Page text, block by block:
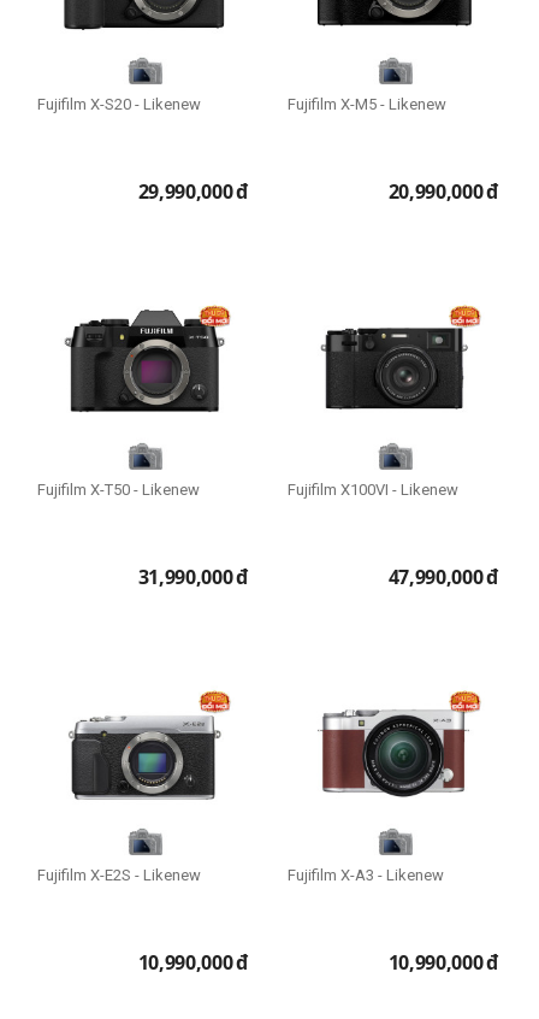
Cấp độ chuyên nghiệp
Người mới chơi
Fujifilm X-S20 - Likenew
29,990,000đ
Fujifilm X-M5 - Likenew
20,990,000đ
Fujifilm X-T50 - Likenew
31,990,000đ
Fujifilm X100VI - Likenew
47,990,000đ
Fujifilm X-E2S - Likenew
10,990,000đ
Fujifilm X-A3 - Likenew
10,990,000đ